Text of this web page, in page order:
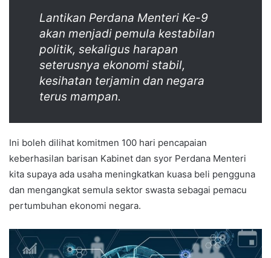
Lantikan Perdana Menteri Ke-9
akan menjadi pemula kestabilan
politik, sekaligus harapan
seterusnya ekonomi stabil,
kesihatan terjamin dan negara
terus mampan.
Ini boleh dilihat komitmen 100 hari pencapaian
keberhasilan barisan Kabinet dan syor Perdana Menteri
kita supaya ada usaha meningkatkan kuasa beli pengguna
dan mengangkat semula sektor swasta sebagai pemacu
pertumbuhan ekonomi negara.